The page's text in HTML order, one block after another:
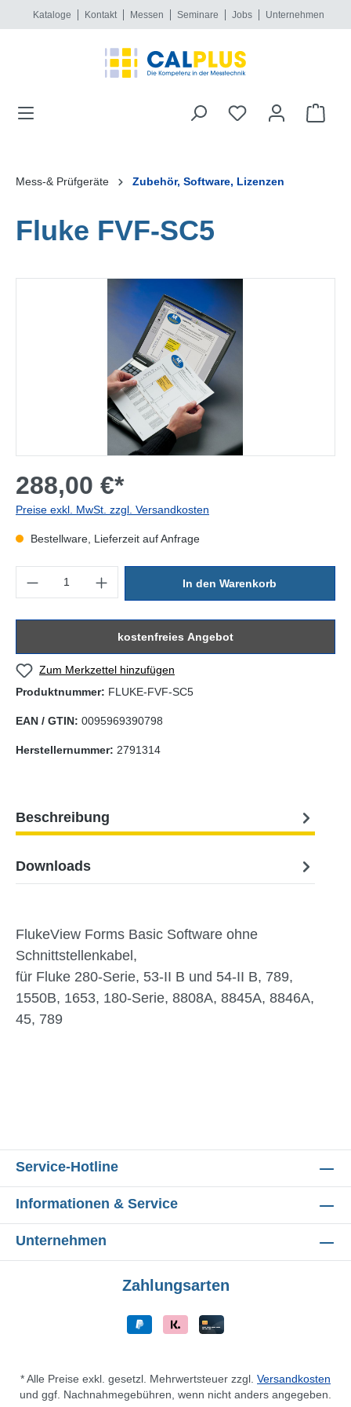
springen
Kataloge Kontakt Messen Seminare Jobs Unternehmen
Mess-& Prüfgeräte Zubehör, Software, Lizenzen
Fluke FVF-SC5
Bildergalerie überspringen
288,00 €*
Preise exkl. MwSt. zzgl. Versandkosten
Bestellware, Lieferzeit auf Anfrage
In den Warenkorb
kostenfreies Angebot
Zum Merkzettel hinzufügen
Produktnummer: FLUKE-FVF-SC5
EAN / GTIN: 0095969390798
Herstellernummer: 2791314
Beschreibung
Downloads
FlukeView Forms Basic Software ohne
Schnittstellenkabel,
für Fluke 280-Serie, 53-II B und 54-II B, 789,
1550B, 1653, 180-Serie, 8808A, 8845A, 8846A,
45, 789
Service-Hotline
Informationen & Service
Unternehmen
Zahlungsarten
* Alle Preise exkl. gesetzl. Mehrwertsteuer zzgl. Versandkosten
und ggf. Nachnahmegebühren, wenn nicht anders angegeben.